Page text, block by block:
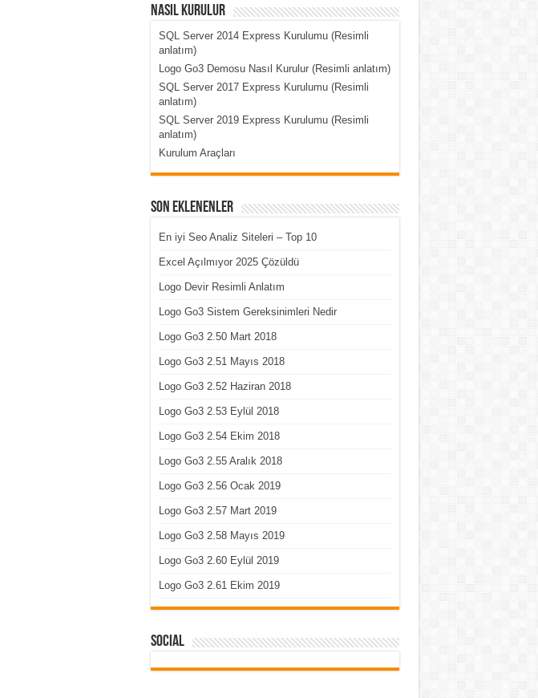
Nasıl Kurulur
SQL Server 2014 Express Kurulumu (Resimli
anlatım)
Logo Go3 Demosu Nasıl Kurulur (Resimli anlatım)
SQL Server 2017 Express Kurulumu (Resimli
anlatım)
SQL Server 2019 Express Kurulumu (Resimli
anlatım)
Kurulum Araçları
Son Eklenenler
En iyi Seo Analiz Siteleri – Top 10
Excel Açılmıyor 2025 Çözüldü
Logo Devir Resimli Anlatım
Logo Go3 Sistem Gereksinimleri Nedir
Logo Go3 2.50 Mart 2018
Logo Go3 2.51 Mayıs 2018
Logo Go3 2.52 Haziran 2018
Logo Go3 2.53 Eylül 2018
Logo Go3 2.54 Ekim 2018
Logo Go3 2.55 Aralık 2018
Logo Go3 2.56 Ocak 2019
Logo Go3 2.57 Mart 2019
Logo Go3 2.58 Mayıs 2019
Logo Go3 2.60 Eylül 2019
Logo Go3 2.61 Ekim 2019
Social